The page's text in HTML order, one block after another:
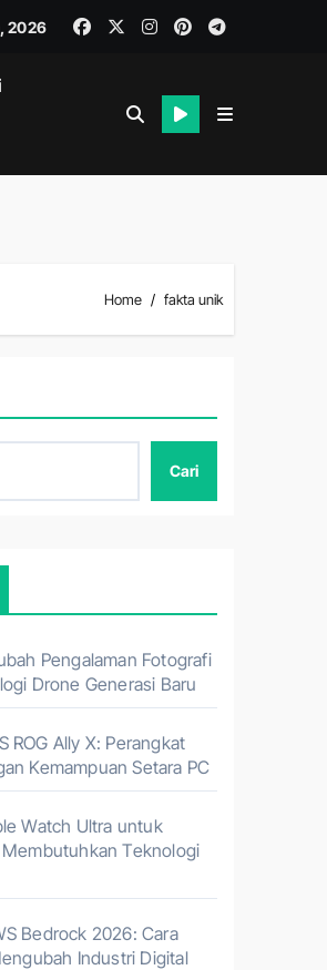
2026
Home fakta unik
Cari
Pengalaman Fotografi
Drone Generasi Baru
ROG Ally X: Perangkat
Kemampuan Setara PC
Watch Ultra untuk
Teknologi
Bedrock 2026: Cara
Industri Digital